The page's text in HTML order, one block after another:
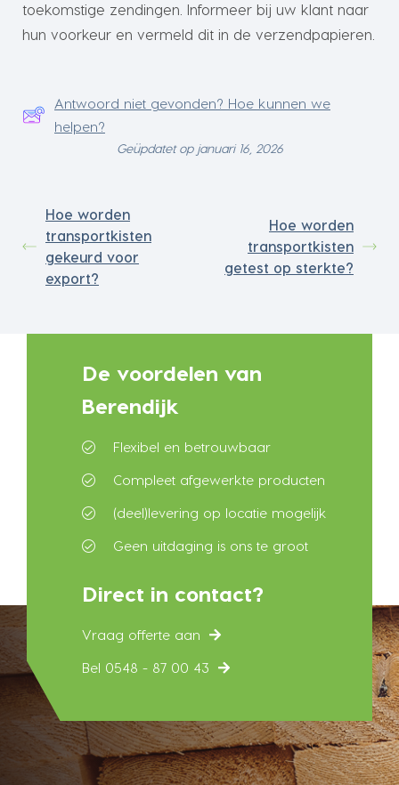
toekomstige zendingen. Informeer bij uw klant naar
hun voorkeur en vermeld dit in de verzendpapieren.
Antwoord niet gevonden? Hoe kunnen we
helpen?
Geüpdatet op januari 16, 2026
Hoe worden
transportkisten
gekeurd voor
export?
Hoe worden
transportkisten
getest op sterkte?
De voordelen van
Berendijk
Flexibel en betrouwbaar
Compleet afgewerkte producten
(deel)levering op locatie mogelijk
Geen uitdaging is ons te groot
Direct in contact?
Vraag offerte aan
Bel 0548 - 87 00 43